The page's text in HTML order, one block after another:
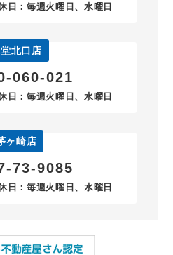
日：毎週火曜日、水曜日
北口店
060-021
日：毎週火曜日、水曜日
ヶ崎店
73-9085
日：毎週火曜日、水曜日